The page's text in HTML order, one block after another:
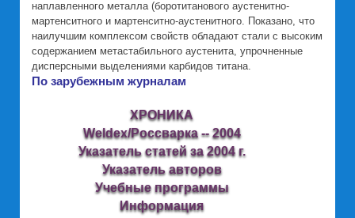
наплавленного металла (боротитанового аустенитно-
мартенситного и мартенситно-аустенитного. Показано, что
наилучшим комплексом свойств обладают стали с высоким
содержанием метастабильного аустенита, упрочненные
дисперсными выделениями карбидов титана.
По зарубежным журналам
ХРОНИКА
Weldex/Россварка -- 2004
Указатель статей за 2004 г.
Указатель авторов
Учебные программы
Информация